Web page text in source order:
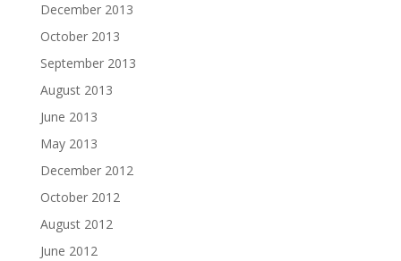
December 2013
October 2013
September 2013
August 2013
June 2013
May 2013
December 2012
October 2012
August 2012
June 2012